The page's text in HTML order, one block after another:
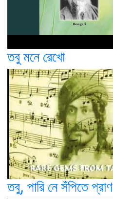
তবু মনে রেখো
তবু, পারি নে সঁপিতে প্রাণ